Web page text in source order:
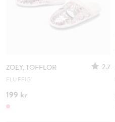
ZOEY, TOFFLOR 2.7
FLUFFIG
199 kr